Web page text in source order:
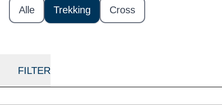
Alle Trekking Cross
FILTER